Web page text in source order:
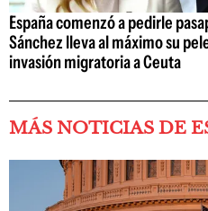
España comenzó a pedirle
Sánchez lleva al máximo su
invasión migratoria a Ceuta
MÁS NOTICIAS DE